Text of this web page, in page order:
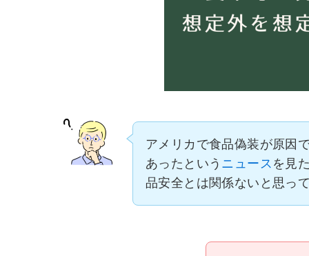
アメリカで食品偽装が原因
あったという ニュース を見
品安全とは関係ないと思っ